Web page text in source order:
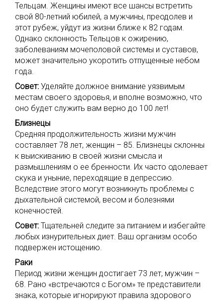
Тельцам. Женщины имеют все шансы встретить
свой 80-летний юбилей, а мужчины, преодолев и
этот рубеж, уйдут из жизни ближе к 82 годам.
Однако склонность Тельцов к ожирению,
заболеваниям мочеполовой системы и суставов,
может значительно укоротить отпущенные небом
года.
Совет: Уделяйте должное внимание уязвимым
местам своего здоровья, и вполне возможно, что
оно будет служить вам верно до 100 лет!
Близнецы
Средняя продолжительность жизни мужчин
составляет 78 лет, женщин – 85. Близнецы склонны
к выискиванию в своей жизни смысла и
размышлениям о ее бренности. Их часто одолевает
скука и уныние, переходящие в депрессию.
Вследствие этого могут возникнуть проблемы с
дыхательной системой, весом и болезнями
конечностей.
Совет: Тщательней следите за питанием и избегайте
любых изнурительных диет. Ваш организм особо
подвержен истощению.
Раки
Период жизни женщин достигает 73 лет, мужчин –
68. Рано «встречаются с Богом» те представители
знака, которые игнорируют правила здорового